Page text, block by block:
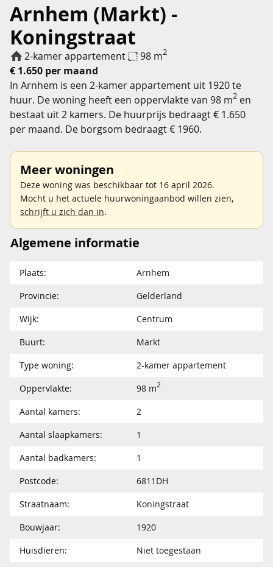
Arnhem (Markt) -
Koningstraat
2-kamer appartement 98 m2
€ 1.650 per maand
In Arnhem is een 2-kamer appartement uit 1920 te
huur. De woning heeft een oppervlakte van 98 m2 en
bestaat uit 2 kamers. De huurprijs bedraagt € 1.650
per maand. De borgsom bedraagt € 1960.
Meer woningen
Deze woning was beschikbaar tot 16 april 2026.
Mocht u het actuele huurwoningaanbod willen zien,
schrijft u zich dan in.
Algemene informatie
Plaats:
Arnhem
Provincie:
Gelderland
Wijk:
Centrum
Buurt:
Markt
Type woning:
2-kamer appartement
Oppervlakte:
98 m2
Aantal kamers:
2
Aantal slaapkamers:
1
Aantal badkamers:
1
Postcode:
6811DH
Straatnaam:
Koningstraat
Bouwjaar:
1920
Huisdieren:
Niet toegestaan